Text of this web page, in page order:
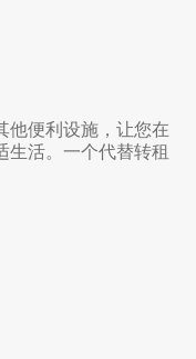
他便利设施，让您在
生活。一个代替转租